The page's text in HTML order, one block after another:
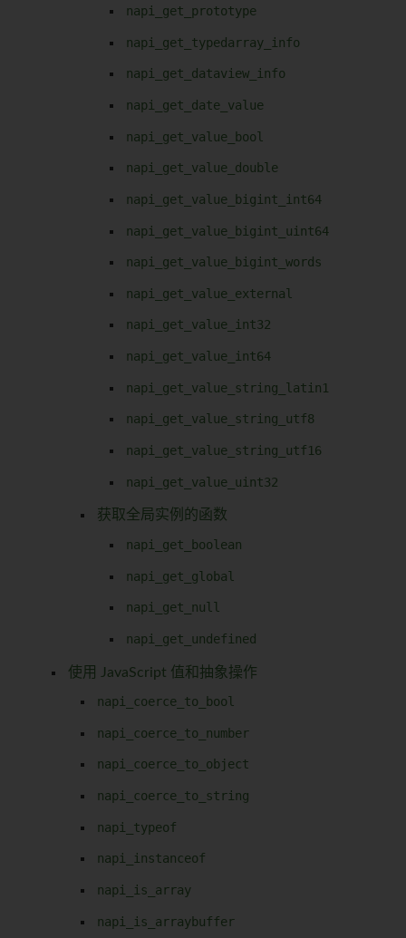
napi_get_prototype
napi_get_typedarray_info
napi_get_dataview_info
napi_get_date_value
napi_get_value_bool
napi_get_value_double
napi_get_value_bigint_int64
napi_get_value_bigint_uint64
napi_get_value_bigint_words
napi_get_value_external
napi_get_value_int32
napi_get_value_int64
napi_get_value_string_latin1
napi_get_value_string_utf8
napi_get_value_string_utf16
napi_get_value_uint32
获取全局实例的函数
napi_get_boolean
napi_get_global
napi_get_null
napi_get_undefined
使用 JavaScript 值和抽象操作
napi_coerce_to_bool
napi_coerce_to_number
napi_coerce_to_object
napi_coerce_to_string
napi_typeof
napi_instanceof
napi_is_array
napi_is_arraybuffer